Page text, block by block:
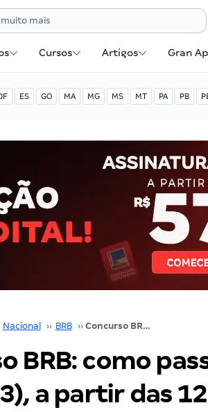
Cursos Artigos Gran
ES GO MA MG MS MT PA PB
Nacional ›› BRB ›› Concurso BRB: como passar? Confira HOJE (03), a partir das 12h!
BRB: como
a partir das